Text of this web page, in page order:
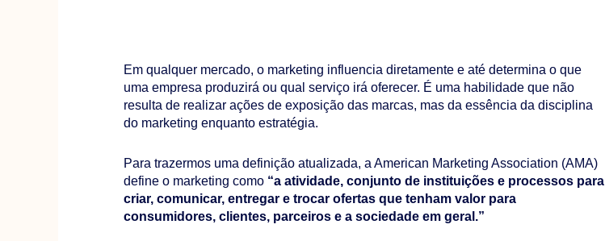
Em qualquer mercado, o marketing influencia diretamente e até determina o que
uma empresa produzirá ou qual serviço irá oferecer. É uma habilidade que não
resulta de realizar ações de exposição das marcas, mas da essência da disciplina
do marketing enquanto estratégia.
Para trazermos uma definição atualizada, a American Marketing Association (AMA)
define o marketing como “a atividade, conjunto de instituições e processos para
criar, comunicar, entregar e trocar ofertas que tenham valor para
consumidores, clientes, parceiros e a sociedade em geral.”